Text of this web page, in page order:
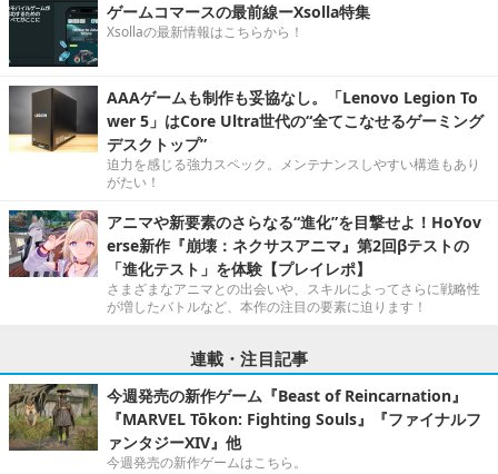
ゲームコマースの最前線ーXsolla特集
Xsollaの最新情報はこちらから！
AAAゲームも制作も妥協なし。「Lenovo Legion To
wer 5」はCore Ultra世代の“全てこなせるゲーミング
デスクトップ”
迫力を感じる強力スペック。メンテナンスしやすい構造もあり
がたい！
アニマや新要素のさらなる“進化”を目撃せよ！HoYov
erse新作『崩壊：ネクサスアニマ』第2回βテストの
「進化テスト」を体験【プレイレポ】
さまざまなアニマとの出会いや、スキルによってさらに戦略性
が増したバトルなど、本作の注目の要素に迫ります！
連載・注目記事
今週発売の新作ゲーム『Beast of Reincarnation』
『MARVEL Tōkon: Fighting Souls』『ファイナルフ
ァンタジーXIV』他
今週発売の新作ゲームはこちら。